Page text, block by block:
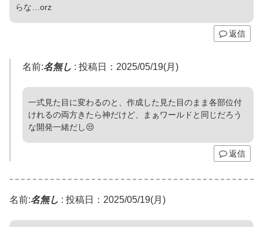
らな…orz
返信
名前:名無し : 投稿日：2025/05/19(月)
一式見た目に変わるのと、作成した見た目のまま各部位付
けれるの両方きたら神だけど、まぁワールドと同じだろう
な開発一緒だし😒
返信
名前:名無し : 投稿日：2025/05/19(月)